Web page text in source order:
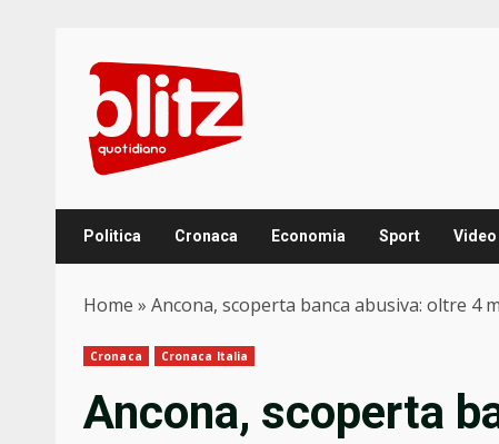
content
Politica Cronaca Economia Sport Video
Home » Ancona, scoperta banca abusiva: oltre
Cronaca Cronaca Italia
Ancona, scoperta